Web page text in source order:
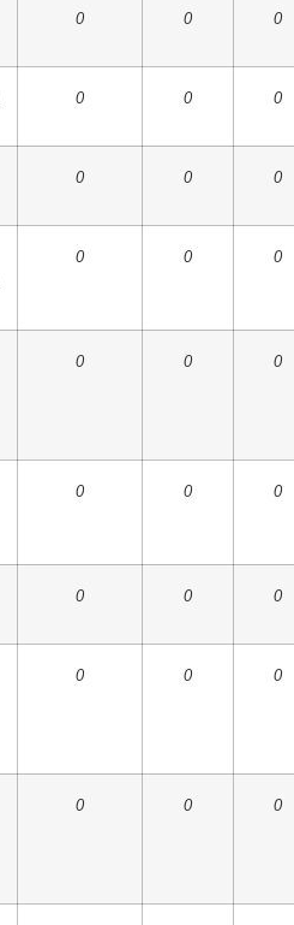
0 0 0
0 0 0
0 0 0
0 0 0
0 0 0
0 0 0
0 0 0
0 0 0
0 0 0